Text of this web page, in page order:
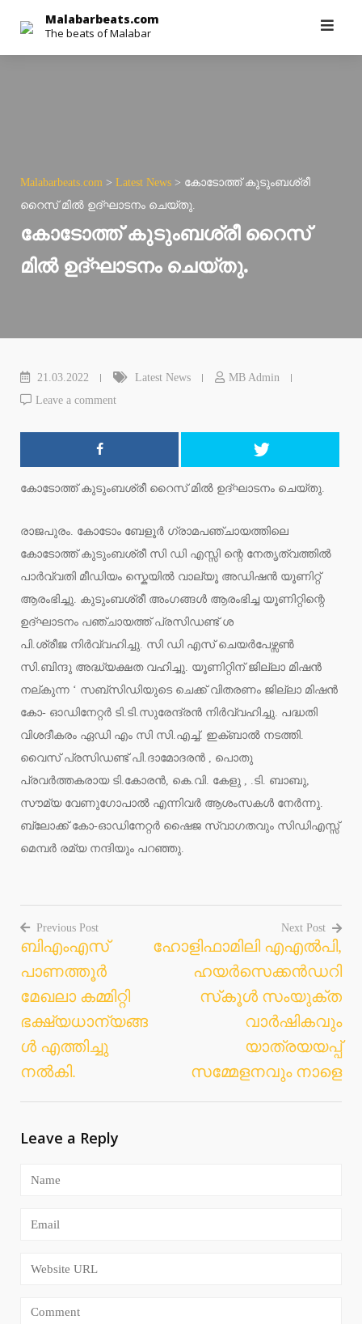
content
Malabarbeats.com
The beats of Malabar
Malabarbeats.com > Latest News > കോടോത്ത് കുടുംബശ്രീ
റൈസ് മിൽ ഉദ്ഘാടനം ചെയ്തു.
കോടോത്ത് കുടുംബശ്രീ റൈസ്
മിൽ ഉദ്ഘാടനം ചെയ്തു.
21.03.2022 Latest News
MB Admin
Leave a comment
കോടോത്ത് കുടുംബശ്രീ റൈസ് മിൽ ഉദ്ഘാടനം ചെയ്തു.
രാജപുരം. കോടോം ബേളൂർ ഗ്രാമപഞ്ചായത്തിലെ
കോടോത്ത് കുടുംബശ്രീ സി ഡി എസ്സി ന്റെ നേതൃത്വത്തിൽ
പാർവ്വതി മീഡിയം സ്കെയിൽ വാല്യൂ അഡിഷൻ യൂണിറ്റ്
ആരംഭിച്ചു. കുടുംബശ്രീ അംഗങ്ങൾ ആരംഭിച്ച യൂണിറ്റിന്റെ
ഉദ്ഘാടനം പഞ്ചായത്ത് പ്രസിഡണ്ട് ശ
പി.ശ്രീജ നിർവ്വഹിച്ചു. സി ഡി എസ് ചെയർപേഴ്സൺ
സി.ബിന്ദു അദ്ധ്യക്ഷത വഹിച്ചു. യൂണിറ്റിന് ജില്ലാ മിഷൻ
നല്കുന്ന ‘ സബ്സിഡിയുടെ ചെക്ക് വിതരണം ജില്ലാ മിഷൻ
കോ- ഓഡിനേറ്റർ ടി.ടി.സുരേന്ദ്രൻ നിർവ്വഹിച്ചു. പദ്ധതി
വിശദീകരം ഏഡി എം സി സി.എച്ച്. ഇക്ബാൽ നടത്തി.
വൈസ് പ്രസിഡണ്ട് പി.ദാമോദരൻ , പൊതു
പ്രവർത്തകരായ ടി.കോരൻ, കെ.വി. കേളു , .ടി. ബാബു,
സൗമ്യ വേണുഗോപാൽ എന്നിവർ ആശംസകൾ നേർന്നു.
ബ്ലോക്ക് കോ-ഓഡിനേറ്റർ ഷൈജ സ്വാഗതവും സിഡിഎസ്സ്
മെമ്പർ രമ്യ നന്ദിയും പറഞ്ഞു.
Post
navigation
Previous Post
ബിഎംഎസ്
പാണത്തൂർ
മേഖലാ കമ്മിറ്റി
ഭക്ഷ്യധാന്യങ്ങ
ൾ എത്തിച്ചു
നൽകി.
Next Post
ഹോളിഫാമിലി എഎല്‍പി,
ഹയര്‍സെക്കന്‍ഡറി
സ്‌കൂള്‍ സംയുക്ത
വാര്‍ഷികവും
യാത്രയയപ്പ്
സമ്മേളനവും നാളെ
Leave a Reply